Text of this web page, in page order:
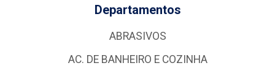
Departamentos
ABRASIVOS
AC. DE BANHEIRO E COZINHA